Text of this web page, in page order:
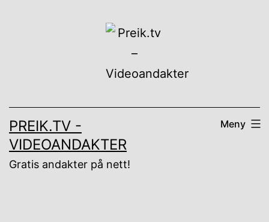
PREIK.TV -
VIDEOANDAKTER
Gratis andakter på nett!
Meny